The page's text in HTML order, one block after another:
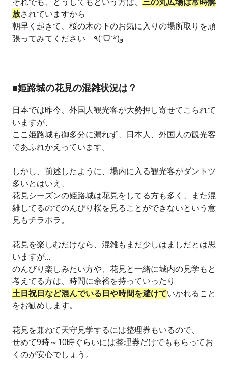
放されていますから
朝早く起きて、桜の木の下のお気に入りの場所取りを頑
張ってみてください ٩(ˊᗜˋ*)و
■姫路城の花見の混雑状況は？
日本では昨今、外国人観光客が大勢押し寄せてこられて
いますが、
ここ姫路城も御多分に漏れず、日本人、外国人の観光客
であふれかえっています。
しかし、前述したように、場内に入る観光客がダントツ
多いとはいえ、
花見シーズンの姫路城は花見をしてる方も多く、また混
雑してるのでのんびり桜を見ることができないという意
見もチラホラ。
花見を楽しむだけなら、混雑もまだ少しはましだとは思
いますが…
のんびり楽しみたい方や、花見と一緒に城内の見学もと
考えてる方は、時間に余裕を持っていったり
土日祝日など混んでいる日や時間を避けていかれること
をお勧めします。
花見を兼ねて天守見学するには整理券もいるので、
せめて9時～10時ぐらいには整理券だけでももらってお
くのが安心でしょう。